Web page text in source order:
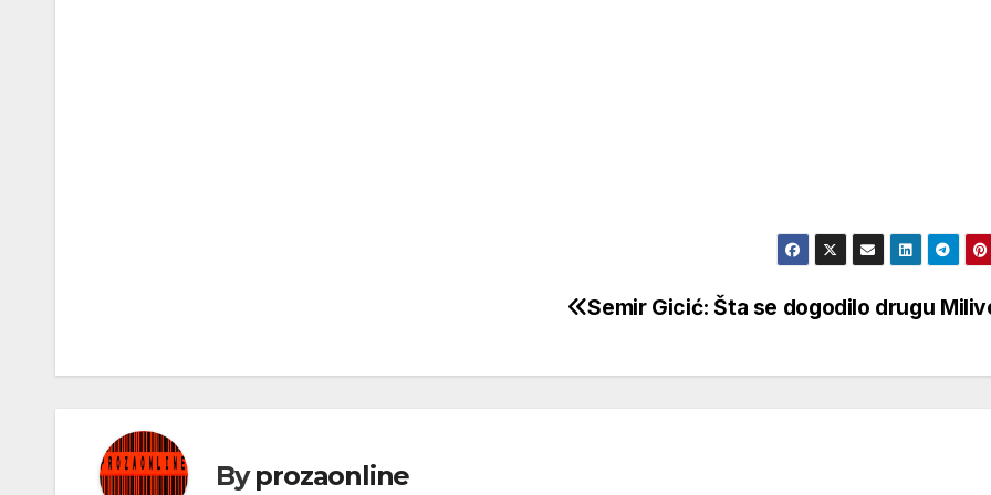
Semir Gicić: Šta se dogodilo drugu
Byprozaonline